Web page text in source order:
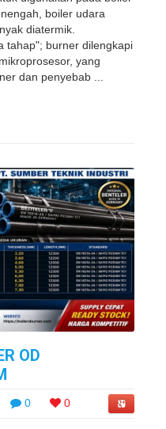
boiler udara
diatermik.
tahap"; burner dilengkapi
yang
dan penyebab ...
OD
0 0